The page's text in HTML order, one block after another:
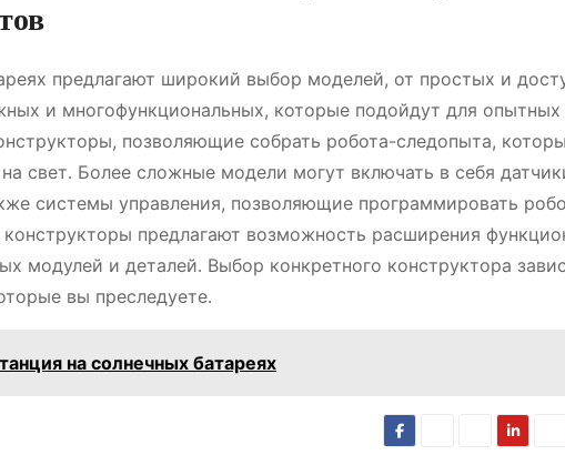
предлагают широкий выбор моделей, от простых и
и многофункциональных, которые подойдут для опытных
позволяющие собрать робота-следопыта,
свет․ Более сложные модели могут включать в себя
системы управления, позволяющие программировать
предлагают возможность расширения
модулей и деталей․ Выбор конкретного конструктора
вы преследуете․
на солнечных батареях